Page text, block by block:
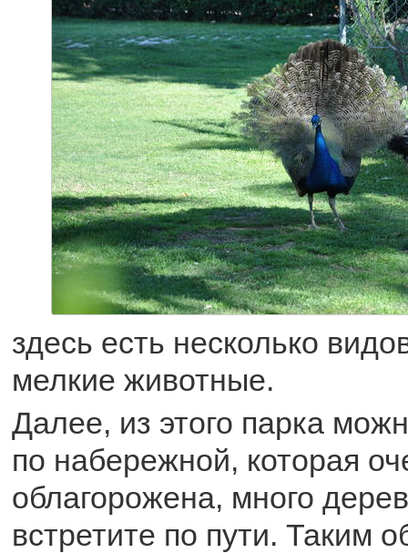
здесь есть несколько
мелкие животные.
Далее, из этого парка
по набережной, которая
облагорожена, много
встретите по пути. Таким